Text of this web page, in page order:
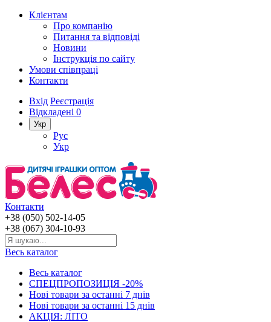
Клієнтам
Про компанію
Питання та відповіді
Новини
Інструкція по сайту
Умови співпраці
Контакти
Вхід Реєстрація
Відкладені 0
Укр
Рус
Укр
Контакти
+38 (050) 502-14-05
+38 (067) 304-10-93
Весь каталог
Весь каталог
СПЕЦПРОПОЗИЦІЯ -20%
Нові товари за останнi 7 днiв
Нові товари за останнi 15 днiв
АКЦІЯ: ЛІТО